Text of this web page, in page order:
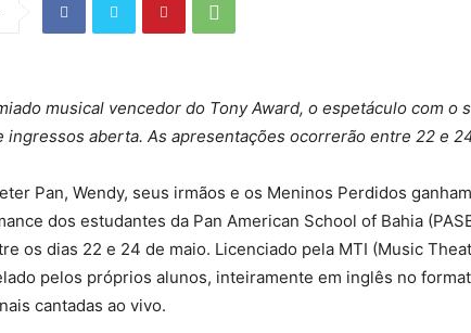
musical vencedor do Tony Award, o espetáculo com o
ingressos aberta. As apresentações ocorrerão entre 22 e
Pan, Wendy, seus irmãos e os Meninos Perdidos
dos estudantes da Pan American School of Bahia
os dias 22 e 24 de maio. Licenciado pela MTI (Music
pelos próprios alunos, inteiramente em inglês no
cantadas ao vivo.